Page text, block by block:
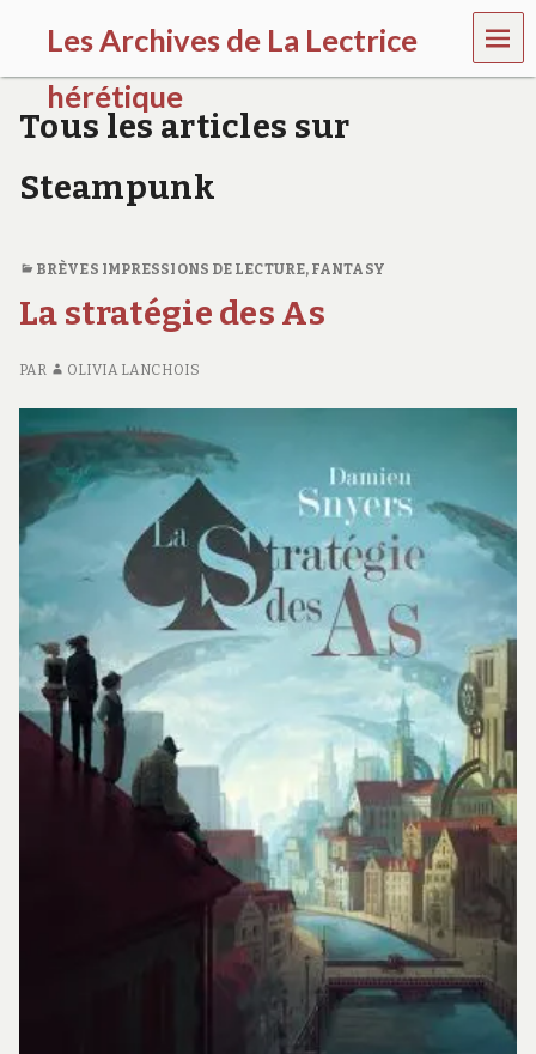
Les Archives de La Lectrice
hérétique
(
0
-
2
0
2
)
MEN
U
Tous les articles sur
Steampunk
BRÈVES IMPRESSIONS DE LECTURE, FANTASY
La stratégie des As
PAR OLIVIA LANCHOIS